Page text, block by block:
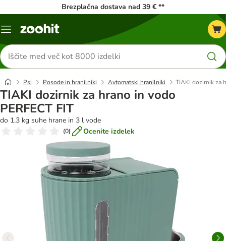
Brezplačna dostava nad 39 € **
Meni
Iskanje
izdelkov
Psi Posode in hranilniki Avtomatski hranilniki TIAKI dozirnik za
TIAKI dozirnik za hrano in vodo
PERFECT FIT
do 1,3 kg suhe hrane in 3 l vode
(0) Ocenite izdelek